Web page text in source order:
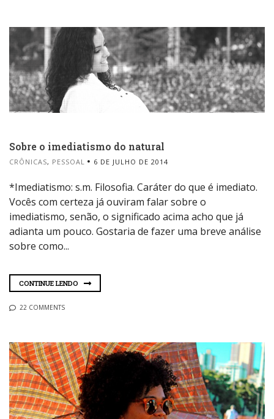
Sobre o imediatismo do natural
CRÔNICAS, PESSOAL 6 DE JULHO DE 2014
*Imediatismo: s.m. Filosofia. Caráter do que é imediato.
Vocês com certeza já ouviram falar sobre o
imediatismo, senão, o significado acima acho que já
adianta um pouco. Gostaria de fazer uma breve análise
sobre como...
CONTINUE LENDO
22 COMMENTS